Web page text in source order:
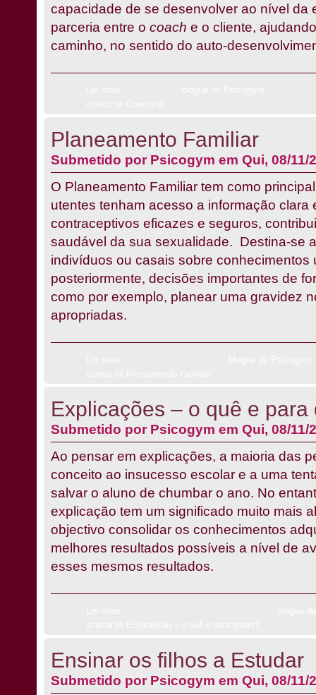
capacidade de se desenvolver ao nível da
parceria entre o coach e o cliente,
caminho, no sentido do auto-
Planeamento Familiar
Submetido por Psicogym em Qui, 08/11/
O Planeamento Familiar tem como
utentes tenham acesso a informação clara
contraceptivos eficazes e seguros,
saudável da sua sexualidade. Destina-se
indivíduos ou casais sobre conhecimentos
posteriormente, decisões importantes de
como por exemplo, planear uma gravidez
apropriadas.
Explicações – o quê e para
Submetido por Psicogym em Qui, 08/11/
Ao pensar em explicações, a maioria das
conceito ao insucesso escolar e a uma
salvar o aluno de chumbar o ano. No
explicação tem um significado muito mais
objectivo consolidar os conhecimentos
melhores resultados possíveis a nível de
esses mesmos resultados.
Ensinar os filhos a Estudar
Submetido por Psicogym em Qui, 08/11/